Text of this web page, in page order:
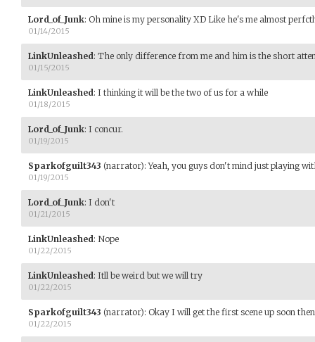
Lord_of_Junk: Oh mine is my personality XD Like he's me almost
01/14/2015
LinkUnleashed : The only difference from me and him is the short
01/15/2015
LinkUnleashed : I thinking it will be the two of us for a while
01/18/2015
Lord_of_Junk: I concur.
01/19/2015
Sparkofguilt343 (narrator):Yeah, you guys don't mind just playing
01/19/2015
Lord_of_Junk: I don't
01/21/2015
LinkUnleashed : Nope
01/22/2015
LinkUnleashed : Itll be weird but we will try
01/22/2015
Sparkofguilt343 (narrator): Okay I will get the first scene up soon
01/22/2015